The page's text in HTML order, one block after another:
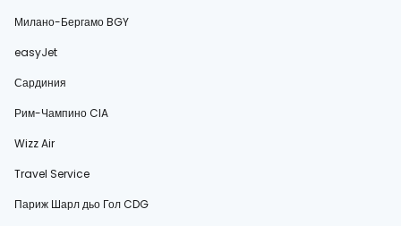
Милано-Бергамо BGY
easyJet
Сардиния
Рим-Чампино CIA
Wizz Air
Travel Service
Париж Шарл дьо Гол CDG